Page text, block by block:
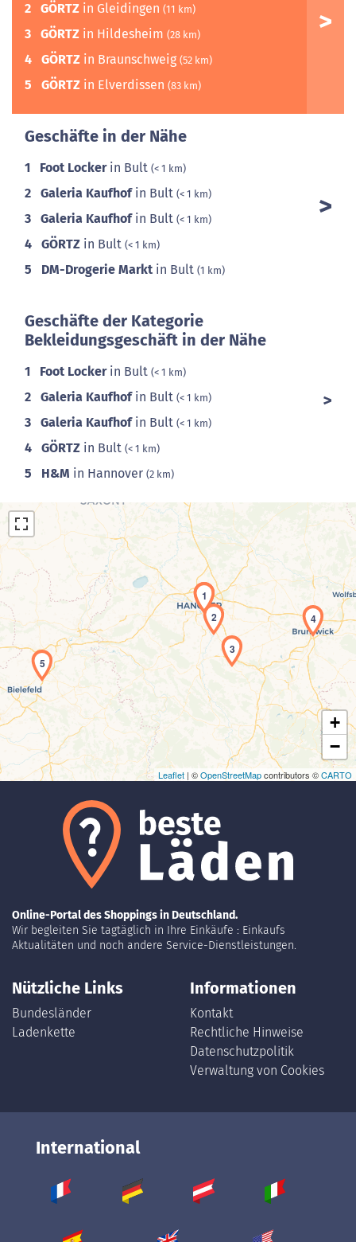
2 GÖRTZ in Gleidingen (11 km)
3 GÖRTZ in Hildesheim (28 km)
4 GÖRTZ in Braunschweig (52 km)
5 GÖRTZ in Elverdissen (83 km)
Geschäfte in der Nähe
1 Foot Lockerin Bult (< 1 km)
2 Galeria Kaufhofin Bult (< 1 km)
3 Galeria Kaufhofin Bult (< 1 km)
4 GÖRTZ in Bult (< 1 km)
5 DM-Drogerie Markt in Bult (1 km)
Geschäfte der Kategorie
Bekleidungsgeschäft in der Nähe
1 Foot Lockerin Bult (< 1 km)
2 Galeria Kaufhofin Bult (< 1 km)
3 Galeria Kaufhofin Bult (< 1 km)
4 GÖRTZ in Bult (< 1 km)
5 H&M in Hannover (2 km)
Laden der Karte...
1
2
3
4
5
+
−
Leaflet | ©OpenStreetMapcontributors ©CARTO
Online-Portal des Shoppings in Deutschland.
Wir begleiten Sie tagtäglich in Ihre Einkäufe : Einkaufs
Aktualitäten und noch andere Service-Dienstleistungen.
Nützliche Links
Bundesländer
Ladenkette
Informationen
Kontakt
Rechtliche Hinweise
Datenschutzpolitik
Verwaltung von Cookies
International